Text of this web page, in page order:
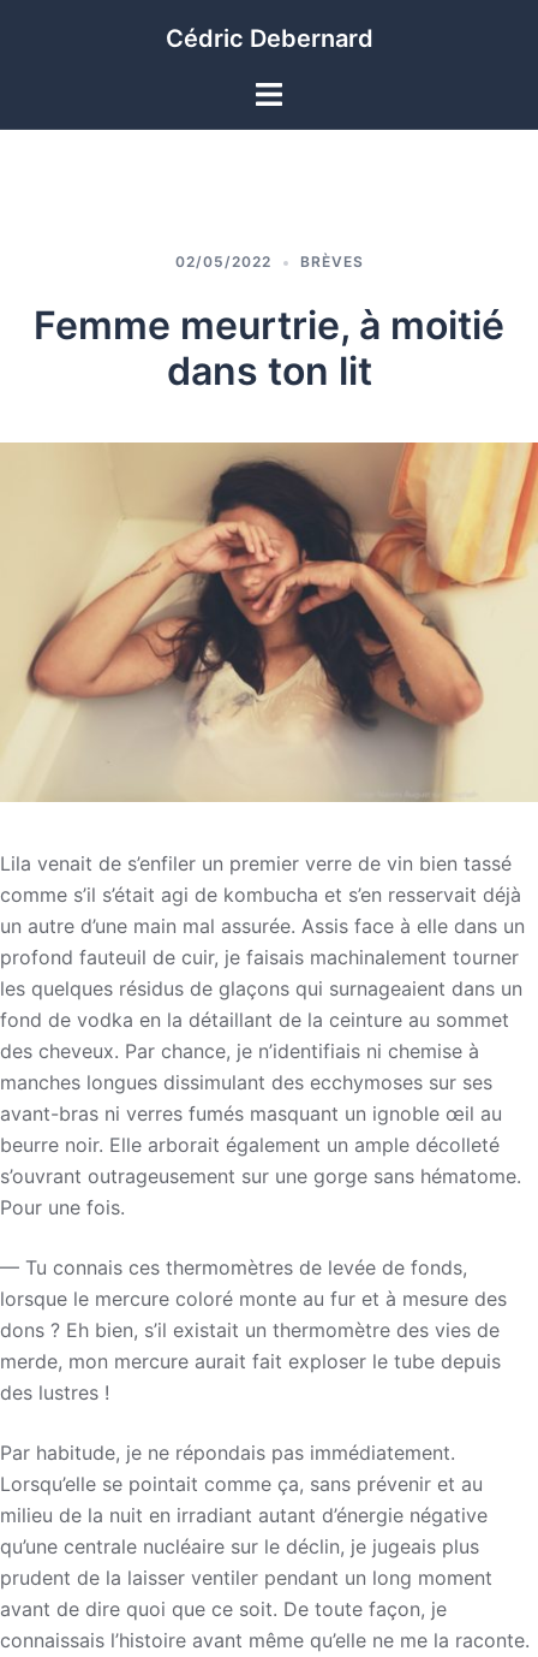
Cédric Debernard
Ouvrir/fermer
02/05/2022 BRÈVES
Femme meurtrie, à moitié
dans ton lit
Lila venait de s’enfiler un premier verre de vin bien tassé
comme s’il s’était agi de kombucha et s’en resservait déjà
un autre d’une main mal assurée. Assis face à elle dans un
profond fauteuil de cuir, je faisais machinalement tourner
les quelques résidus de glaçons qui surnageaient dans un
fond de vodka en la détaillant de la ceinture au sommet
des cheveux. Par chance, je n’identifiais ni chemise à
manches longues dissimulant des ecchymoses sur ses
avant-bras ni verres fumés masquant un ignoble œil au
beurre noir. Elle arborait également un ample décolleté
s’ouvrant outrageusement sur une gorge sans hématome.
Pour une fois.
— Tu connais ces thermomètres de levée de fonds,
lorsque le mercure coloré monte au fur et à mesure des
dons ? Eh bien, s’il existait un thermomètre des vies de
merde, mon mercure aurait fait exploser le tube depuis
des lustres !
Par habitude, je ne répondais pas immédiatement.
Lorsqu’elle se pointait comme ça, sans prévenir et au
milieu de la nuit en irradiant autant d’énergie négative
qu’une centrale nucléaire sur le déclin, je jugeais plus
prudent de la laisser ventiler pendant un long moment
avant de dire quoi que ce soit. De toute façon, je
connaissais l’histoire avant même qu’elle ne me la raconte.